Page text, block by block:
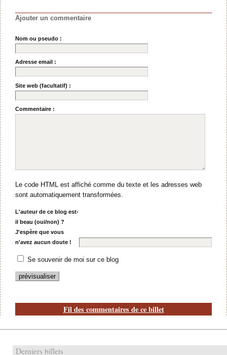
Ajouter un commentaire
Nom ou pseudo :
Adresse email :
Site web (facultatif) :
Commentaire :
Le code HTML est affiché comme du texte et les adresses web
sont automatiquement transformées.
L'auteur de ce blog est-
il beau (oui/non) ?
J'espère que vous
n'avez aucun doute !
Se souvenir de moi sur ce blog
Fil des commentaires de ce billet
Derniers billets